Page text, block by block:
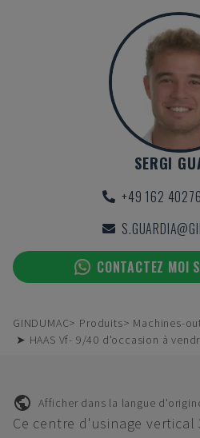
SERGI
+49 162
CONTACTEZ MOI
GINDUMAC Produits
Machines-
➤ HAAS Vf- 9/40 d'occasion à
Afficher dans la langue
Ce centre d'usinage vertical